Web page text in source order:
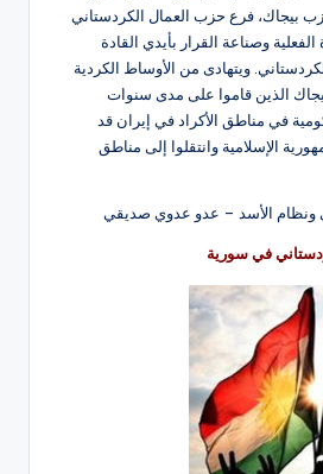
بيجاك، فرع حزب العمال الكردستاني
وصناعة القرار بأيدي القادة
ويتهادى من الأوساط الكردية
الذين قاموا على مدى سنوات
في مناطق الأكراد في إيران قد
الإسلامية وانتقلوا إلى مناطق
ونظام الأسد – عدو عدوي صديقي
في سورية